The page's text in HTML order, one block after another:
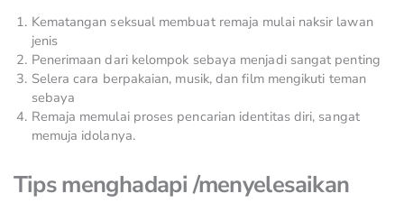
Kematangan seksual membuat remaja mulai naksir lawan
jenis
Penerimaan dari kelompok sebaya menjadi sangat penting
Selera cara berpakaian, musik, dan film mengikuti teman
sebaya
Remaja memulai proses pencarian identitas diri, sangat
memuja idolanya.
Tips menghadapi /menyelesaikan